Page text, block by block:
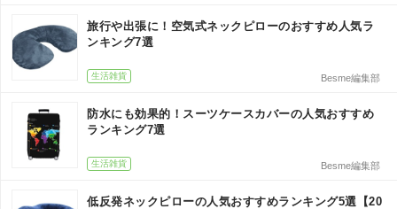
旅行や出張に！空気式ネックピローのおすすめ人気ラ
ンキング7選
生活雑貨 Besme編集部
防水にも効果的！スーツケースカバーの人気おすすめ
ランキング7選
生活雑貨 Besme編集部
低反発ネックピローの人気おすすめランキング5選【20